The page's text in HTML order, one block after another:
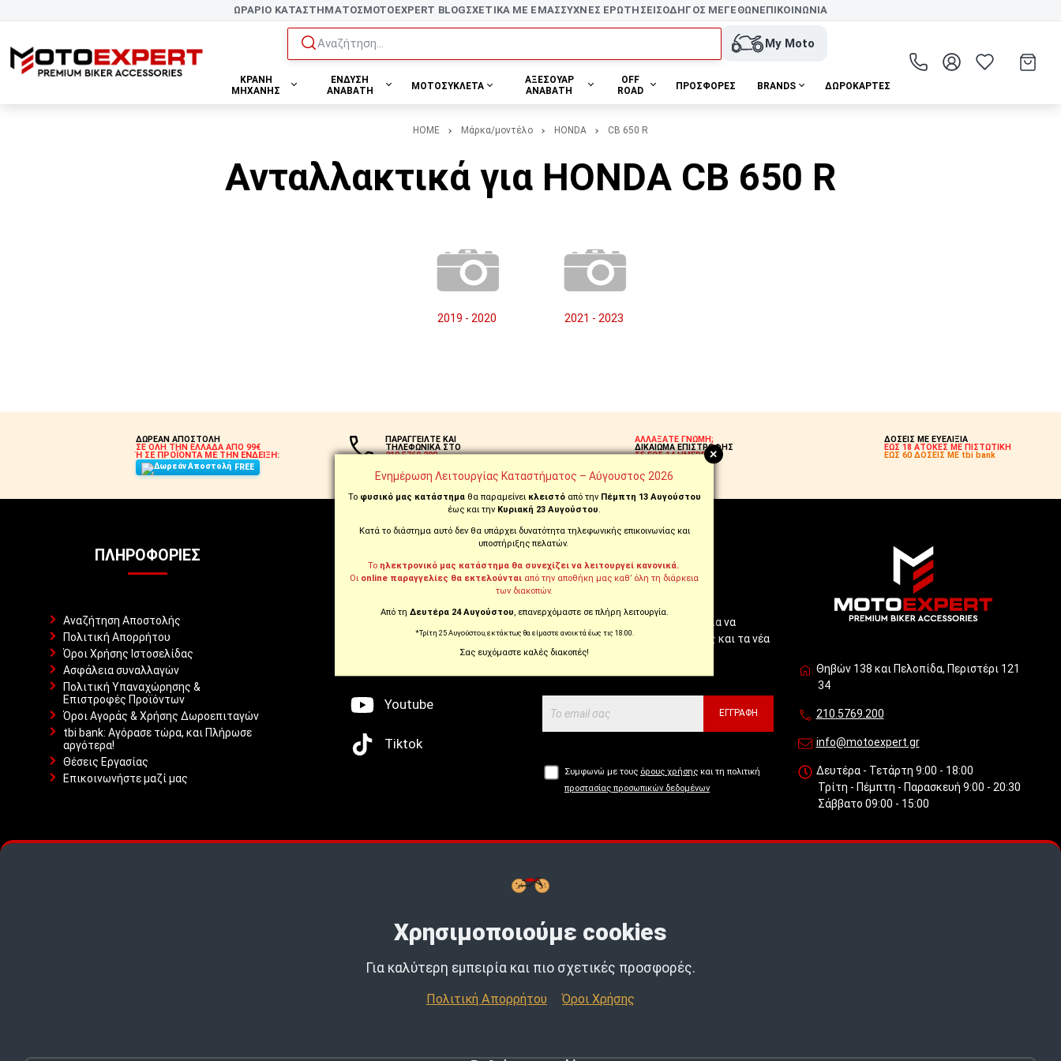
ΩΡΑΡΙΟ ΚΑΤΑΣΤΗΜΑΤΟΣMOTOEXPERT BLOGΣΧΕΤΙΚΑ ΜΕ ΕΜΑΣΣΥΧΝΕΣ ΕΡΩΤΗΣΕΙΣΟΔΗΓΟΣ ΜΕΓΕΘΩΝΕΠΙΚΟΙΝΩΝΙΑ
Αναζήτηση... My Moto
ΚΡΑΝΗ
ΜΗΧΑΝΗΣ
ΕΝΔΥΣΗ
ΑΝΑΒΑΤΗ
ΜΟΤΟΣΥΚΛΕΤΑ
ΑΞΕΣΟΥΑΡ
ΑΝΑΒΑΤΗ
OFF
ROAD
ΠΡΟΣΦΟΡΕΣ BRANDS ΔΩΡΟΚΆΡΤΕΣ
HOME Μάρκα/μοντέλο HONDA CB 650 R
Ανταλλακτικά για HONDA CB 650 R
2019 - 2020 2021 - 2023
ΔΩΡΕΑΝ ΑΠΟΣΤΟΛΗ
ΣΕ ΟΛΗ ΤΗΝ ΕΛΛΑΔΑ ΑΠΟ 99€
Ή ΣΕ ΠΡΟΪΟΝΤΑ ΜΕ ΤΗΝ ΕΝΔΕΙΞΗ:
FREE
ΠΑΡΑΓΓΕΙΛΤΕ ΚΑΙ
ΤΗΛΕΦΩΝΙΚΑ ΣΤΟ
210.5769.200
ΑΛΛΑΞΑΤΕ ΓΝΩΜΗ;
ΔΙΚΑΙΩΜΑ ΕΠΙΣΤΡΟΦΗΣ
ΣΕ ΕΩΣ 14 ΗΜΕΡΕΣ!
ΔΟΣΕΙΣ ΜΕ ΕΥΕΛΙΞΙΑ
ΕΩΣ 18 ΑΤΟΚΕΣ ΜΕ ΠΙΣΤΩΤΙΚΗ
ΕΩΣ 60 ΔΟΣΕΙΣ ΜΕ tbi bank
ΠΛΗΡΟΦΟΡΊΕΣ
Αναζήτηση Αποστολής
Πολιτική Απορρήτου
Όροι Χρήσης Ιστοσελίδας
Ασφάλεια συναλλαγών
Πολιτική Υπαναχώρησης &
Επιστροφές Προϊόντων
Όροι Αγοράς & Χρήσης Δωροεπιταγών
tbi bank: Αγόρασε τώρα, και Πλήρωσε
αργότερα!
Θέσεις Εργασίας
Επικοινωνήστε μαζί μας
Youtube
Tiktok
Εγγραφείτε στο newsletter μας για να
μαθαίνετε πρώτοι τις προσφορές και τα νέα
μας προϊόντα!
ΕΓΓΡΑΦΉ
Συμφωνώ με τους όρους χρήσης και τη πολιτική
προστασίας προσωπικών δεδομένων
Θηβών 138 και Πελοπίδα, Περιστέρι 121
34
210.5769.200
info@motoexpert.gr
Δευτέρα - Τετάρτη 9:00 - 18:00
Τρίτη - Πέμπτη - Παρασκευή 9:00 - 20:30
Σάββατο 09:00 - 15:00
Buy now, Pay later με
+
Ενημέρωση Λειτουργίας Καταστήματος – Αύγουστος 2026
Το φυσικό μας κατάστημαθα παραμείνει κλειστό από τηνΠέμπτη 13 Αυγούστου
έως και την Κυριακή 23 Αυγούστου.
Κατά το διάστημα αυτό δεν θα υπάρχει δυνατότητα τηλεφωνικής επικοινωνίας και
υποστήριξης πελατών.
Το ηλεκτρονικό μας κατάστημα θα συνεχίζει να λειτουργεί κανονικά.
Οι online παραγγελίες θα εκτελούνται από την αποθήκη μας καθ’ όλη τη διάρκεια
των διακοπών.
Από τη Δευτέρα 24 Αυγούστου, επανερχόμαστε σε πλήρη λειτουργία.
*Τρίτη 25 Αυγούστου, εκτάκτως θα είμαστε ανοικτά έως τις 18:00.
Σας ευχόμαστε καλές διακοπές!
Χρησιμοποιούμε cookies
Για καλύτερη εμπειρία και πιο σχετικές προσφορές.
Πολιτική Απορρήτου Όροι Χρήσης